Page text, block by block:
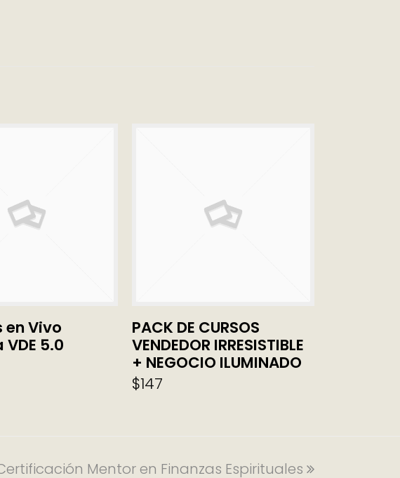
LEER MÁS
en Vivo
5.0
AÑADIR AL CARRITO
PACK DE CURSOS
VENDEDOR IRRESISTIBLE
+ NEGOCIO ILUMINADO
$147
Mentor en Finanzas Espirituales